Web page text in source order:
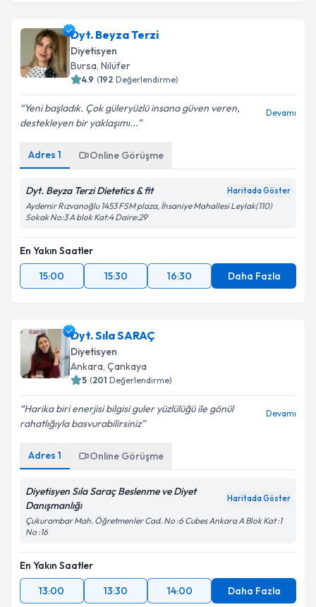
Dyt. Beyza Terzi
Diyetisyen
Bursa, Nilüfer
4.9 (192 Değerlendirme)
Yeni başladık. Çok güleryüzlü insana güven veren,
destekleyen bir yaklaşımı...
Devamı
Adres 1 Online Görüşme
Dyt. Beyza Terzi Dietetics & fit Haritada Göster
Aydemir Rızvanoğlu 1453 FSM plaza, İhsaniye Mahallesi Leylak(110)
Sokak No:3 A blok Kat:4 Daire:29
En Yakın Saatler
15:00
15:30 16:30 Daha Fazla
Dyt. Sıla SARAÇ
Diyetisyen
Ankara, Çankaya
5 (201 Değerlendirme)
Harika biri enerjisi bilgisi guler yüzlülüğü ile gönül
rahatlığıyla basvurabilirsiniz
Devamı
Adres 1 Online Görüşme
Diyetisyen Sıla Saraç Beslenme ve Diyet
Danışmanlığı
Haritada Göster
Çukurambar Mah. Öğretmenler Cad. No :6 Cubes Ankara A Blok Kat :1
No :16
En Yakın Saatler
13:00
13:30 14:00 Daha Fazla